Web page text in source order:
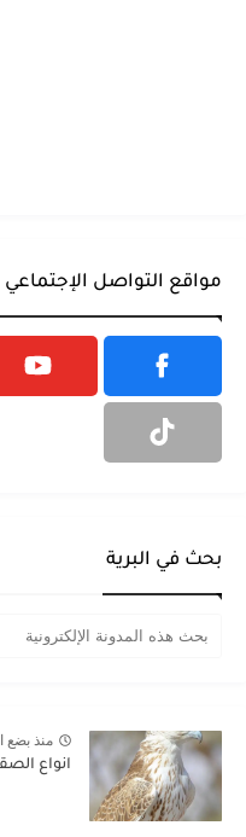
مواقع التواصل الإجتماعي
بحث في البرية
منذ بضع
انواع